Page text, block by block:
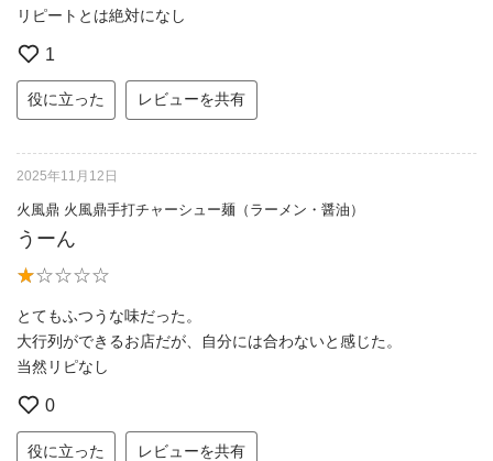
リピートとは絶対になし
1
役に立った レビューを共有
2025年11月12日
火風鼎 火風鼎手打チャーシュー麺（ラーメン・醤油）
うーん
とてもふつうな味だった。
大行列ができるお店だが、自分には合わないと感じた。
当然リピなし
0
役に立った レビューを共有